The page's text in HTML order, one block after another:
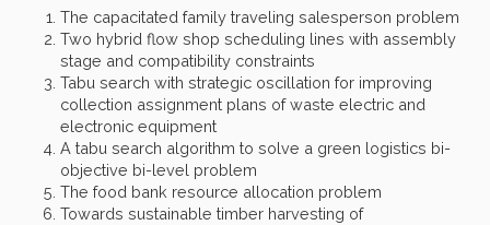
The capacitated family traveling salesperson problem
Two hybrid flow shop scheduling lines with assembly
stage and compatibility constraints
Tabu search with strategic oscillation for improving
collection assignment plans of waste electric and
electronic equipment
A tabu search algorithm to solve a green logistics bi-
objective bi-level problem
The food bank resource allocation problem
Towards sustainable timber harvesting of